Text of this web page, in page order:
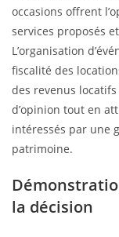
occasions offrent
services proposés
L’organisation
fiscalité des
des revenus
d’opinion tout en
intéressés par une
patrimoine.
la décision